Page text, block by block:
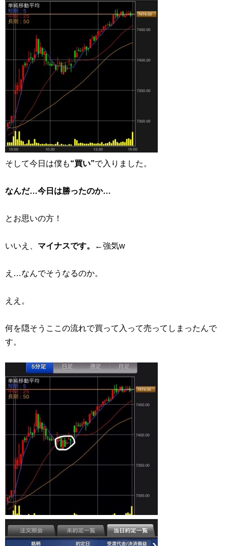
そして今日は僕も“買い”で入りました。
なんだ…今日は勝ったのか…
とお思いの方！
いいえ、 マイナスです。 ←強気w
え…なんでそうなるのか。
ええ。
何を隠そうここの流れで買って入って売ってしまったんで
す。